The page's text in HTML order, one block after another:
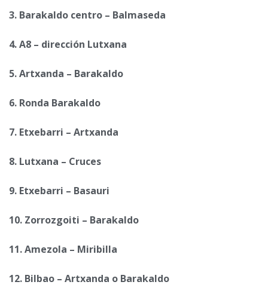
3. Barakaldo centro – Balmaseda
4. A8 – dirección Lutxana
5. Artxanda – Barakaldo
6. Ronda Barakaldo
7. Etxebarri – Artxanda
8. Lutxana – Cruces
9. Etxebarri – Basauri
10. Zorrozgoiti – Barakaldo
11. Amezola – Miribilla
12. Bilbao – Artxanda o Barakaldo